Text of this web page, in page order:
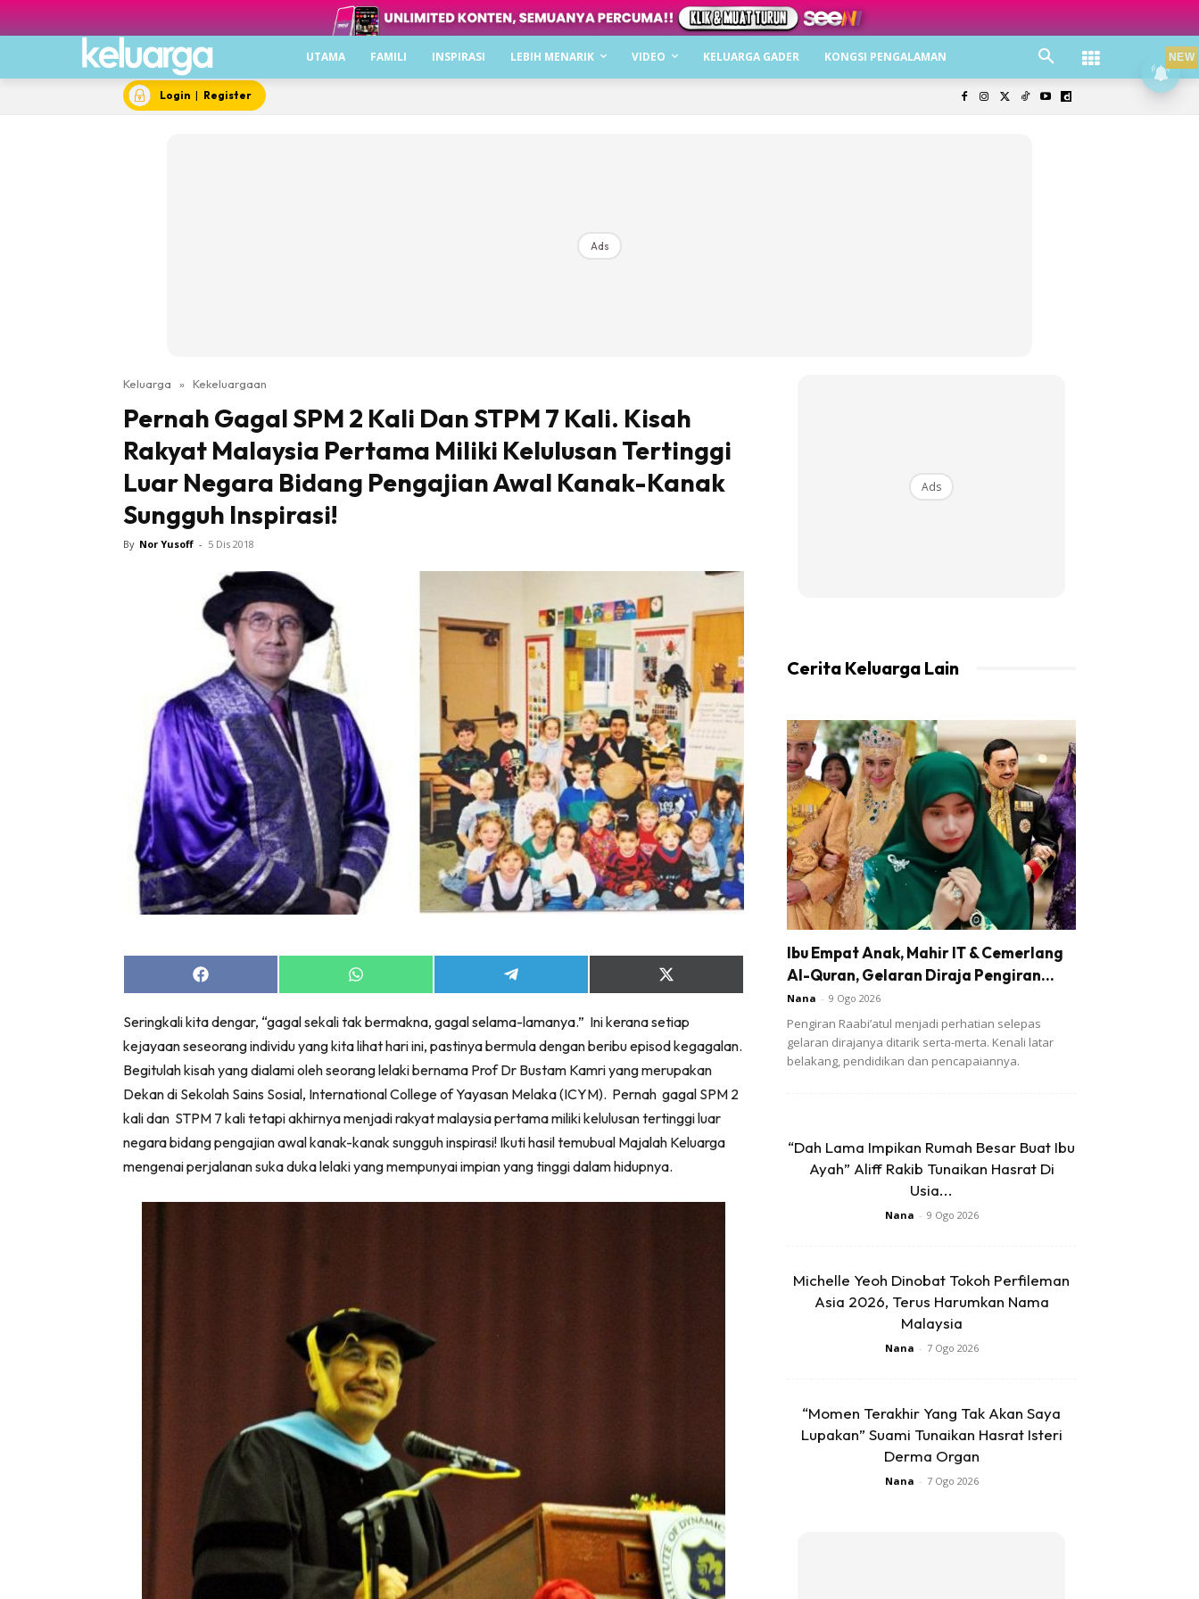
UTAMA FAMILI INSPIRASI LEBIH MENARIK VIDEO KELUARGA GADER KONGSI PENGALAMAN
Login | Register
Ads
Keluarga » Kekeluargaan
Pernah Gagal SPM 2 Kali Dan STPM 7 Kali. Kisah
Rakyat Malaysia Pertama Miliki Kelulusan Tertinggi
Luar Negara Bidang Pengajian Awal Kanak-Kanak
Sungguh Inspirasi!
By Nor Yusoff - 5 Dis 2018
Share
on
Share
on
Share
on
Share
on
(Twitter)
Seringkali kita dengar, “gagal sekali tak bermakna, gagal selama-lamanya.” Ini kerana setiap
kejayaan seseorang individu yang kita lihat hari ini, pastinya bermula dengan beribu episod kegagalan.
Begitulah kisah yang dialami oleh seorang lelaki bernama Prof Dr Bustam Kamri yang merupakan
Dekan di Sekolah Sains Sosial, International College of Yayasan Melaka (ICYM). Pernah gagal SPM 2
kali dan STPM 7 kali tetapi akhirnya menjadi rakyat malaysia pertama miliki kelulusan tertinggi luar
negara bidang pengajian awal kanak-kanak sungguh inspirasi! Ikuti hasil temubual Majalah Keluarga
mengenai perjalanan suka duka lelaki yang mempunyai impian yang tinggi dalam hidupnya.
Ads
Cerita Keluarga Lain
Ibu Empat Anak, Mahir IT & Cemerlang
Al-Quran, Gelaran Diraja Pengiran...
Nana - 9 Ogo 2026
Pengiran Raabi’atul menjadi perhatian selepas
gelaran dirajanya ditarik serta-merta. Kenali latar
belakang, pendidikan dan pencapaiannya.
“Dah Lama Impikan Rumah Besar Buat Ibu
Ayah” Aliff Rakib Tunaikan Hasrat Di
Usia...
Nana - 9 Ogo 2026
Michelle Yeoh Dinobat Tokoh Perfileman
Asia 2026, Terus Harumkan Nama
Malaysia
Nana - 7 Ogo 2026
“Momen Terakhir Yang Tak Akan Saya
Lupakan” Suami Tunaikan Hasrat Isteri
Derma Organ
Nana - 7 Ogo 2026
NEW